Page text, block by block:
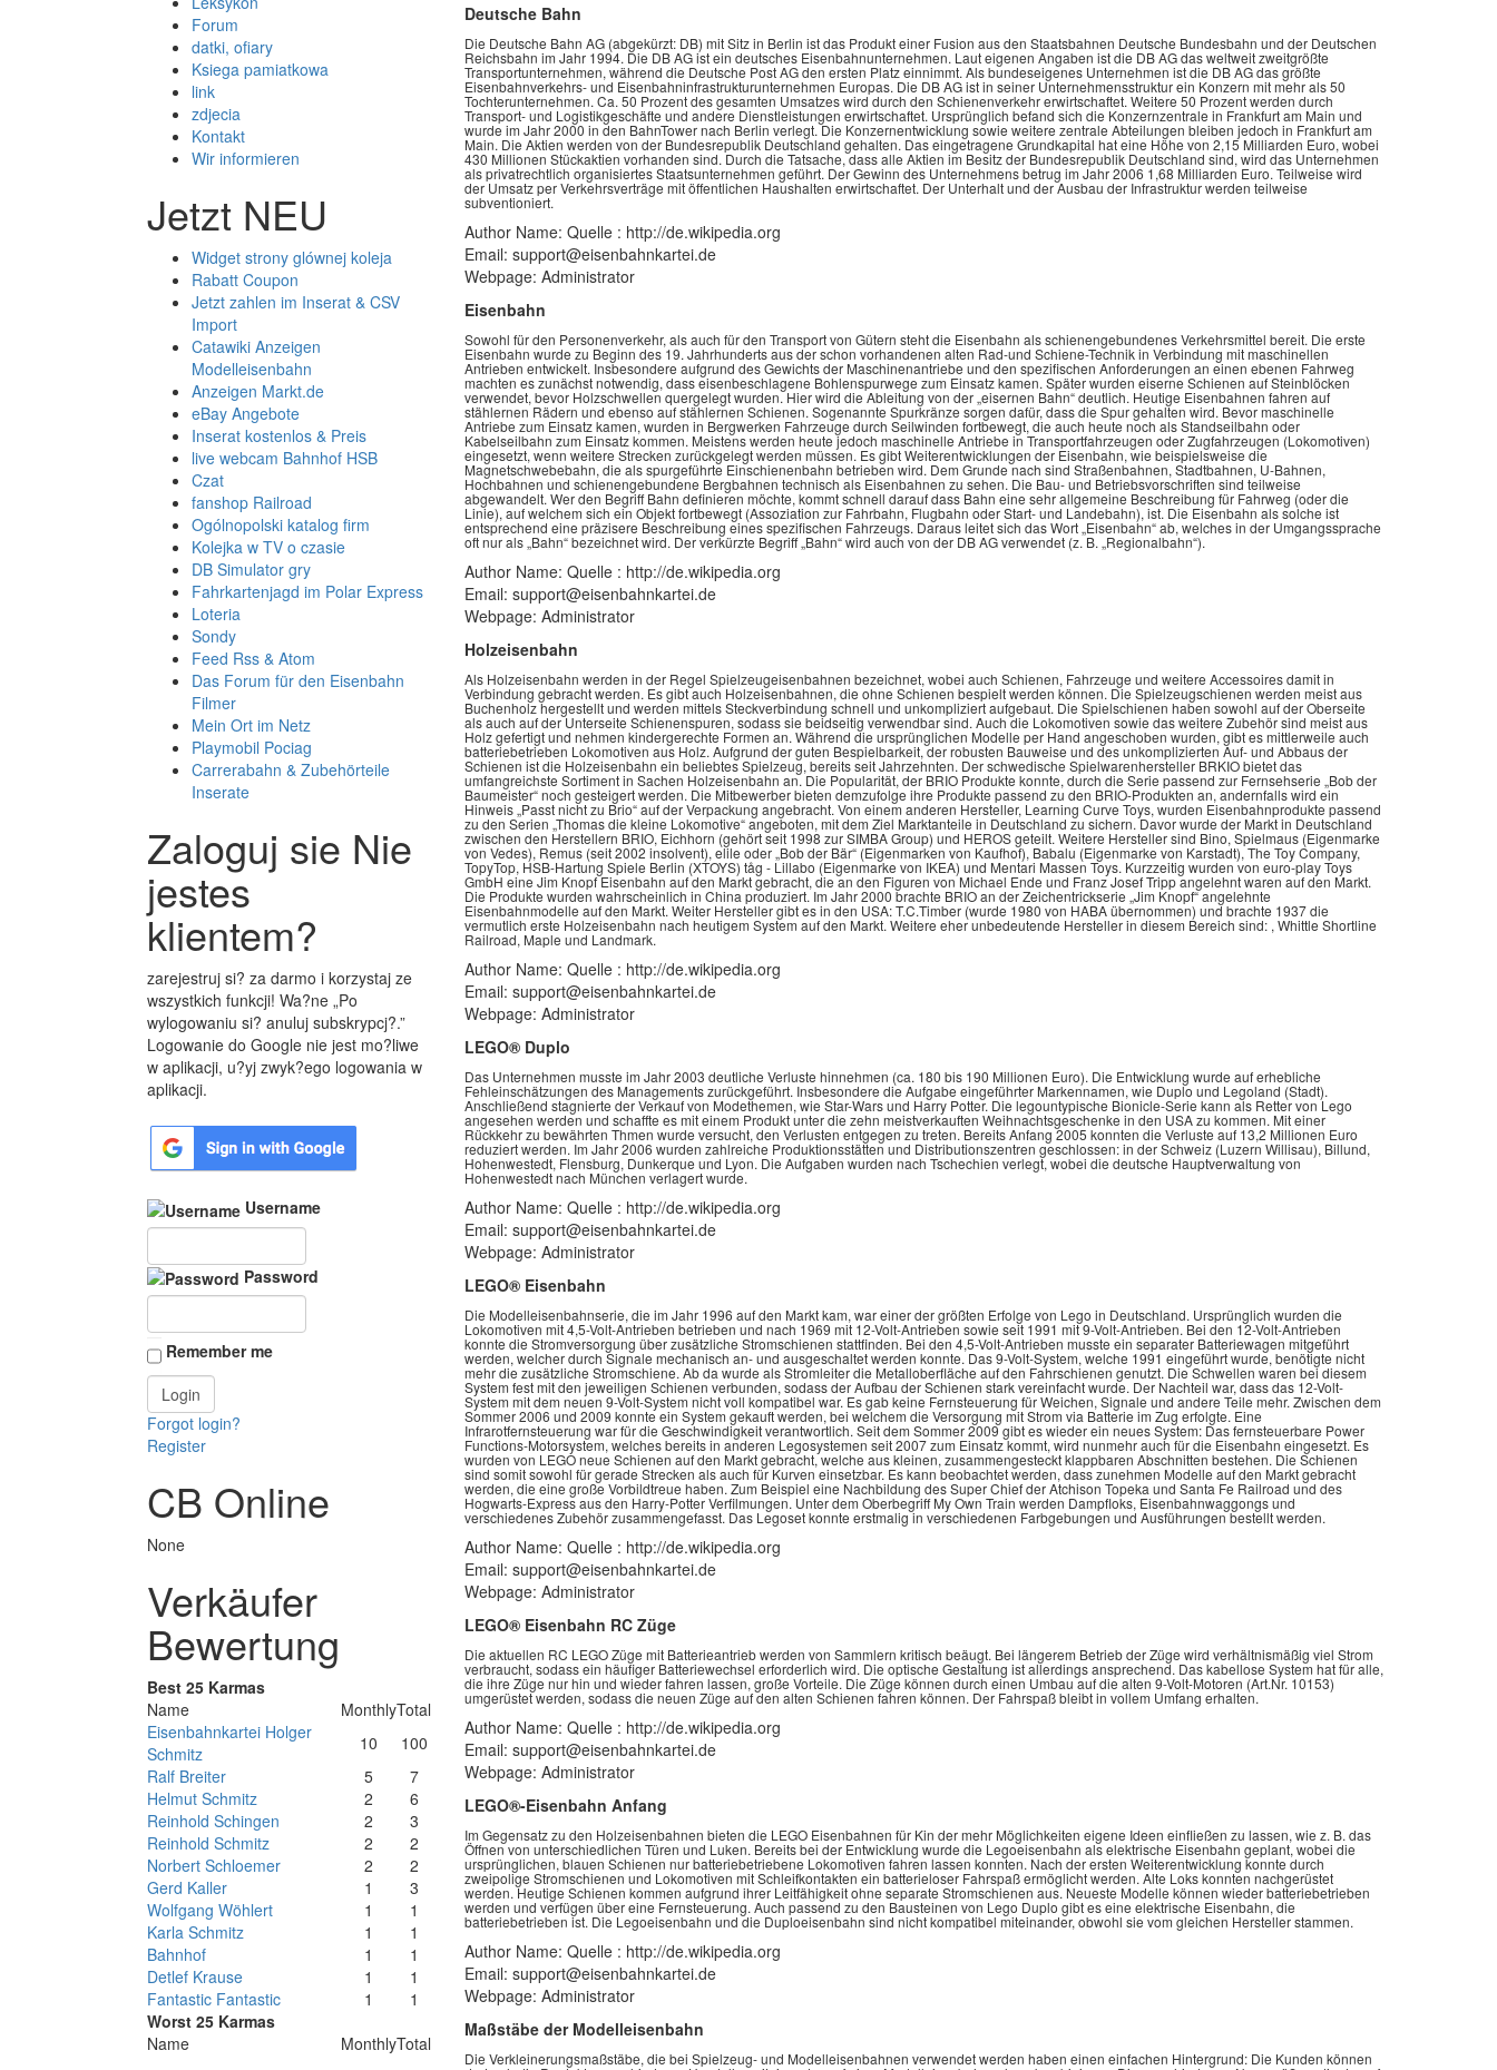
Forum
datki, ofiary
Ksiega pamiatkowa
link
zdjecia
Kontakt
Wir informieren
Jetzt NEU
Widget strony glównej koleja
Rabatt Coupon
Jetzt zahlen im Inserat & CSV
Import
Catawiki Anzeigen
Modelleisenbahn
Anzeigen Markt.de
eBay Angebote
Inserat kostenlos & Preis
live webcam Bahnhof HSB
Czat
fanshop Railroad
Ogólnopolski katalog firm
Kolejka w TV o czasie
DB Simulator gry
Fahrkartenjagd im Polar Express
Loteria
Sondy
Feed Rss & Atom
Das Forum für den Eisenbahn
Filmer
Mein Ort im Netz
Playmobil Pociag
Carrerabahn & Zubehörteile
Inserate
Zaloguj sie Nie
jestes
klientem?
zarejestruj si? za darmo i korzystaj ze
wszystkich funkcji! Wa?ne „Po
wylogowaniu si? anuluj subskrypcj?.”
Logowanie do Google nie jest mo?liwe
w aplikacji, u?yj zwyk?ego logowania w
aplikacji.
Username
Password
Remember me
Forgot login?
Register
CB Online
None
Verkäufer
Bewertung
Best 25 Karmas
Name
MonthlyTotal
Eisenbahnkartei Holger
Schmitz
10
100
Ralf Breiter
5
7
Helmut Schmitz
2
6
Reinhold Schingen
2
3
Reinhold Schmitz
2
2
Norbert Schloemer
2
2
Gerd Kaller
1
3
Wolfgang Wöhlert
1
1
Karla Schmitz
1
1
Bahnhof
1
1
Detlef Krause
1
1
Fantastic Fantastic
1
1
Worst 25 Karmas
Name
MonthlyTotal
Deutsche Bahn
Die Deutsche Bahn AG (abgekürzt: DB) mit Sitz in Berlin ist das Produkt einer Fusion aus den Staatsbahnen Deutsche Bundesbahn und der Deutschen
Reichsbahn im Jahr 1994. Die DB AG ist ein deutsches Eisenbahnunternehmen. Laut eigenen Angaben ist die DB AG das weltweit zweitgrößte
Transportunternehmen, während die Deutsche Post AG den ersten Platz einnimmt. Als bundeseigenes Unternehmen ist die DB AG das größte
Eisenbahnverkehrs- und Eisenbahninfrastrukturunternehmen Europas. Die DB AG ist in seiner Unternehmensstruktur ein Konzern mit mehr als 50
Tochterunternehmen. Ca. 50 Prozent des gesamten Umsatzes wird durch den Schienenverkehr erwirtschaftet. Weitere 50 Prozent werden durch
Transport- und Logistikgeschäfte und andere Dienstleistungen erwirtschaftet. Ursprünglich befand sich die Konzernzentrale in Frankfurt am Main und
wurde im Jahr 2000 in den BahnTower nach Berlin verlegt. Die Konzernentwicklung sowie weitere zentrale Abteilungen bleiben jedoch in Frankfurt am
Main. Die Aktien werden von der Bundesrepublik Deutschland gehalten. Das eingetragene Grundkapital hat eine Höhe von 2,15 Milliarden Euro, wobei
430 Millionen Stückaktien vorhanden sind. Durch die Tatsache, dass alle Aktien im Besitz der Bundesrepublik Deutschland sind, wird das Unternehmen
als privatrechtlich organisiertes Staatsunternehmen geführt. Der Gewinn des Unternehmens betrug im Jahr 2006 1,68 Milliarden Euro. Teilweise wird
der Umsatz per Verkehrsverträge mit öffentlichen Haushalten erwirtschaftet. Der Unterhalt und der Ausbau der Infrastruktur werden teilweise
subventioniert.
Author Name: Quelle : http://de.wikipedia.org
Email: support@eisenbahnkartei.de
Webpage: Administrator
Eisenbahn
Sowohl für den Personenverkehr, als auch für den Transport von Gütern steht die Eisenbahn als schienengebundenes Verkehrsmittel bereit. Die erste
Eisenbahn wurde zu Beginn des 19. Jahrhunderts aus der schon vorhandenen alten Rad-und Schiene-Technik in Verbindung mit maschinellen
Antrieben entwickelt. Insbesondere aufgrund des Gewichts der Maschinenantriebe und den spezifischen Anforderungen an einen ebenen Fahrweg
machten es zunächst notwendig, dass eisenbeschlagene Bohlenspurwege zum Einsatz kamen. Später wurden eiserne Schienen auf Steinblöcken
verwendet, bevor Holzschwellen quergelegt wurden. Hier wird die Ableitung von der „eisernen Bahn“ deutlich. Heutige Eisenbahnen fahren auf
stählernen Rädern und ebenso auf stählernen Schienen. Sogenannte Spurkränze sorgen dafür, dass die Spur gehalten wird. Bevor maschinelle
Antriebe zum Einsatz kamen, wurden in Bergwerken Fahrzeuge durch Seilwinden fortbewegt, die auch heute noch als Standseilbahn oder
Kabelseilbahn zum Einsatz kommen. Meistens werden heute jedoch maschinelle Antriebe in Transportfahrzeugen oder Zugfahrzeugen (Lokomotiven)
eingesetzt, wenn weitere Strecken zurückgelegt werden müssen. Es gibt Weiterentwicklungen der Eisenbahn, wie beispielsweise die
Magnetschwebebahn, die als spurgeführte Einschienenbahn betrieben wird. Dem Grunde nach sind Straßenbahnen, Stadtbahnen, U-Bahnen,
Hochbahnen und schienengebundene Bergbahnen technisch als Eisenbahnen zu sehen. Die Bau- und Betriebsvorschriften sind teilweise
abgewandelt. Wer den Begriff Bahn definieren möchte, kommt schnell darauf dass Bahn eine sehr allgemeine Beschreibung für Fahrweg (oder die
Linie), auf welchem sich ein Objekt fortbewegt (Assoziation zur Fahrbahn, Flugbahn oder Start- und Landebahn), ist. Die Eisenbahn als solche ist
entsprechend eine präzisere Beschreibung eines spezifischen Fahrzeugs. Daraus leitet sich das Wort „Eisenbahn“ ab, welches in der Umgangssprache
oft nur als „Bahn“ bezeichnet wird. Der verkürzte Begriff „Bahn“ wird auch von der DB AG verwendet (z. B. „Regionalbahn“).
Author Name: Quelle : http://de.wikipedia.org
Email: support@eisenbahnkartei.de
Webpage: Administrator
Holzeisenbahn
Als Holzeisenbahn werden in der Regel Spielzeugeisenbahnen bezeichnet, wobei auch Schienen, Fahrzeuge und weitere Accessoires damit in
Verbindung gebracht werden. Es gibt auch Holzeisenbahnen, die ohne Schienen bespielt werden können. Die Spielzeugschienen werden meist aus
Buchenholz hergestellt und werden mittels Steckverbindung schnell und unkompliziert aufgebaut. Die Spielschienen haben sowohl auf der Oberseite
als auch auf der Unterseite Schienenspuren, sodass sie beidseitig verwendbar sind. Auch die Lokomotiven sowie das weitere Zubehör sind meist aus
Holz gefertigt und nehmen kindergerechte Formen an. Während die ursprünglichen Modelle per Hand angeschoben wurden, gibt es mittlerweile auch
batteriebetrieben Lokomotiven aus Holz. Aufgrund der guten Bespielbarkeit, der robusten Bauweise und des unkomplizierten Auf- und Abbaus der
Schienen ist die Holzeisenbahn ein beliebtes Spielzeug, bereits seit Jahrzehnten. Der schwedische Spielwarenhersteller BRKIO bietet das
umfangreichste Sortiment in Sachen Holzeisenbahn an. Die Popularität, der BRIO Produkte konnte, durch die Serie passend zur Fernsehserie „Bob der
Baumeister“ noch gesteigert werden. Die Mitbewerber bieten demzufolge ihre Produkte passend zu den BRIO-Produkten an, andernfalls wird ein
Hinweis „Passt nicht zu Brio“ auf der Verpackung angebracht. Von einem anderen Hersteller, Learning Curve Toys, wurden Eisenbahnprodukte passend
zu den Serien „Thomas die kleine Lokomotive“ angeboten, mit dem Ziel Marktanteile in Deutschland zu sichern. Davor wurde der Markt in Deutschland
zwischen den Herstellern BRIO, Eichhorn (gehört seit 1998 zur SIMBA Group) und HEROS geteilt. Weitere Hersteller sind Bino, Spielmaus (Eigenmarke
von Vedes), Remus (seit 2002 insolvent), elile oder „Bob der Bär“ (Eigenmarken von Kaufhof), Babalu (Eigenmarke von Karstadt), The Toy Company,
TopyTop, HSB-Hartung Spiele Berlin (XTOYS) tåg - Lillabo (Eigenmarke von IKEA) und Mentari Massen Toys. Kurzzeitig wurden von euro-play Toys
GmbH eine Jim Knopf Eisenbahn auf den Markt gebracht, die an den Figuren von Michael Ende und Franz Josef Tripp angelehnt waren auf den Markt.
Die Produkte wurden wahrscheinlich in China produziert. Im Jahr 2000 brachte BRIO an der Zeichentrickserie „Jim Knopf“ angelehnte
Eisenbahnmodelle auf den Markt. Weiter Hersteller gibt es in den USA: T.C.Timber (wurde 1980 von HABA übernommen) und brachte 1937 die
vermutlich erste Holzeisenbahn nach heutigem System auf den Markt. Weitere eher unbedeutende Hersteller in diesem Bereich sind: , Whittle Shortline
Railroad, Maple und Landmark.
Author Name: Quelle : http://de.wikipedia.org
Email: support@eisenbahnkartei.de
Webpage: Administrator
LEGO® Duplo
Das Unternehmen musste im Jahr 2003 deutliche Verluste hinnehmen (ca. 180 bis 190 Millionen Euro). Die Entwicklung wurde auf erhebliche
Fehleinschätzungen des Managements zurückgeführt. Insbesondere die Aufgabe eingeführter Markennamen, wie Duplo und Legoland (Stadt).
Anschließend stagnierte der Verkauf von Modethemen, wie Star-Wars und Harry Potter. Die legountypische Bionicle-Serie kann als Retter von Lego
angesehen werden und schaffte es mit einem Produkt unter die zehn meistverkauften Weihnachtsgeschenke in den USA zu kommen. Mit einer
Rückkehr zu bewährten Thmen wurde versucht, den Verlusten entgegen zu treten. Bereits Anfang 2005 konnten die Verluste auf 13,2 Millionen Euro
reduziert werden. Im Jahr 2006 wurden zahlreiche Produktionsstätten und Distributionszentren geschlossen: in der Schweiz (Luzern Willisau), Billund,
Hohenwestedt, Flensburg, Dunkerque und Lyon. Die Aufgaben wurden nach Tschechien verlegt, wobei die deutsche Hauptverwaltung von
Hohenwestedt nach München verlagert wurde.
Author Name: Quelle : http://de.wikipedia.org
Email: support@eisenbahnkartei.de
Webpage: Administrator
LEGO® Eisenbahn
Die Modelleisenbahnserie, die im Jahr 1996 auf den Markt kam, war einer der größten Erfolge von Lego in Deutschland. Ursprünglich wurden die
Lokomotiven mit 4,5-Volt-Antrieben betrieben und nach 1969 mit 12-Volt-Antrieben sowie seit 1991 mit 9-Volt-Antrieben. Bei den 12-Volt-Antrieben
konnte die Stromversorgung über zusätzliche Stromschienen stattfinden. Bei den 4,5-Volt-Antrieben musste ein separater Batteriewagen mitgeführt
werden, welcher durch Signale mechanisch an- und ausgeschaltet werden konnte. Das 9-Volt-System, welche 1991 eingeführt wurde, benötigte nicht
mehr die zusätzliche Stromschiene. Ab da wurde als Stromleiter die Metalloberfläche auf den Fahrschienen genutzt. Die Schwellen waren bei diesem
System fest mit den jeweiligen Schienen verbunden, sodass der Aufbau der Schienen stark vereinfacht wurde. Der Nachteil war, dass das 12-Volt-
System mit dem neuen 9-Volt-System nicht voll kompatibel war. Es gab keine Fernsteuerung für Weichen, Signale und andere Teile mehr. Zwischen dem
Sommer 2006 und 2009 konnte ein System gekauft werden, bei welchem die Versorgung mit Strom via Batterie im Zug erfolgte. Eine
Infrarotfernsteuerung war für die Geschwindigkeit verantwortlich. Seit dem Sommer 2009 gibt es wieder ein neues System: Das fernsteuerbare Power
Functions-Motorsystem, welches bereits in anderen Legosystemen seit 2007 zum Einsatz kommt, wird nunmehr auch für die Eisenbahn eingesetzt. Es
wurden von LEGO neue Schienen auf den Markt gebracht, welche aus kleinen, zusammengesteckt klappbaren Abschnitten bestehen. Die Schienen
sind somit sowohl für gerade Strecken als auch für Kurven einsetzbar. Es kann beobachtet werden, dass zunehmen Modelle auf den Markt gebracht
werden, die eine große Vorbildtreue haben. Zum Beispiel eine Nachbildung des Super Chief der Atchison Topeka und Santa Fe Railroad und des
Hogwarts-Express aus den Harry-Potter Verfilmungen. Unter dem Oberbegriff My Own Train werden Dampfloks, Eisenbahnwaggongs und
verschiedenes Zubehör zusammengefasst. Das Legoset konnte erstmalig in verschiedenen Farbgebungen und Ausführungen bestellt werden.
Author Name: Quelle : http://de.wikipedia.org
Email: support@eisenbahnkartei.de
Webpage: Administrator
LEGO® Eisenbahn RC Züge
Die aktuellen RC LEGO Züge mit Batterieantrieb werden von Sammlern kritisch beäugt. Bei längerem Betrieb der Züge wird verhältnismäßig viel Strom
verbraucht, sodass ein häufiger Batteriewechsel erforderlich wird. Die optische Gestaltung ist allerdings ansprechend. Das kabellose System hat für alle,
die ihre Züge nur hin und wieder fahren lassen, große Vorteile. Die Züge können durch einen Umbau auf die alten 9-Volt-Motoren (Art.Nr. 10153)
umgerüstet werden, sodass die neuen Züge auf den alten Schienen fahren können. Der Fahrspaß bleibt in vollem Umfang erhalten.
Author Name: Quelle : http://de.wikipedia.org
Email: support@eisenbahnkartei.de
Webpage: Administrator
LEGO®-Eisenbahn Anfang
Im Gegensatz zu den Holzeisenbahnen bieten die LEGO Eisenbahnen für Kin der mehr Möglichkeiten eigene Ideen einfließen zu lassen, wie z. B. das
Öffnen von unterschiedlichen Türen und Luken. Bereits bei der Entwicklung wurde die Legoeisenbahn als elektrische Eisenbahn geplant, wobei die
ursprünglichen, blauen Schienen nur batteriebetriebene Lokomotiven fahren lassen konnten. Nach der ersten Weiterentwicklung konnte durch
zweipolige Stromschienen und Lokomotiven mit Schleifkontakten ein batterieloser Fahrspaß ermöglicht werden. Alte Loks konnten nachgerüstet
werden. Heutige Schienen kommen aufgrund ihrer Leitfähigkeit ohne separate Stromschienen aus. Neueste Modelle können wieder batteriebetrieben
werden und verfügen über eine Fernsteuerung. Auch passend zu den Bausteinen von Lego Duplo gibt es eine elektrische Eisenbahn, die
batteriebetrieben ist. Die Legoeisenbahn und die Duploeisenbahn sind nicht kompatibel miteinander, obwohl sie vom gleichen Hersteller stammen.
Author Name: Quelle : http://de.wikipedia.org
Email: support@eisenbahnkartei.de
Webpage: Administrator
Maßstäbe der Modelleisenbahn
Die Verkleinerungsmaßstäbe, die bei Spielzeug- und Modelleisenbahnen verwendet werden haben einen einfachen Hintergrund: Die Kunden können dadurch die Produkte verschiedener Hersteller miteinander auf einer Modelleisenbahnanlage kombinieren. Die verschiedenen Nenngrößen, die darauf zurückzuführen sind, sind heute als Normen Europäischer Modellbahnen (NEM), als Normen des British Railway Modeling Standards Bureau (BRMSB) und als Normen der National Model Railroad Association (NMRA) bekannt und haben sich entsprechend etabliert. Es wird ein logisches System zugrunde gelegt, was bei kleinen Nenngrößen anfängt und dann größer wird. Ursprünglich waren römische Zahlen als Bezeichnung ausreichend (IV,III,II und I). Hinzu kamen immer kleinere Nenngrößen, die weitere Bezeichnungen erforderten. Es wurde die „0“ zum jeweils passenden Großbuchstaben hinzugefügt (S, H0, TT…). Anhand der Bezeichnung erkennt man also immer nur den Verkleinerungsmaßstab nicht etwa die Spurweite, wie oft fälschlicherweise angenommen wird. In der Umgangssprache werden oft Bezeichnungen wie „Spur H0“ etc. verwendet. Es wird in der Regel nicht von der „Baugröße“ gesprochen. Nenngrößen, Maßstäbe und Spurweiten Die wichtigsten in Europa normierten Nenngrößen mit deren Maßstäbe und Spurweiten: Nenngröße Maßstab Spur Bezeichnung Spurweite Verbreitung 2 oder II (gesprochen: „Zwei“) 1:22,5 II IIm IIe IIi Normalspur Meterspur Schmalspur Industriebahn 64 mm 45 mm 32 mm 22,5 mm IIm ist weit verbreitet im Bereich der Gartenbahnen und daher trägt sie als Nenngröße auch das „G“. Nur selten werden andere Spurweiten verwendet. 1 oder I (gesprochen: „Eins“) 1:32 I Im Ie Ii Normalspur Meterspur Schmalspur Industriebahn 45 mm 32 mm 22,5 mm 16,5 mm Sie ist die größte Regelspurbahn, die in Serie hergestellt wurde. 0 (gesprochen: „Null“) 1:48, 1:45, 1:43,5 0 0m 0e 0i Normalspur Meterspur Schmalspur Industriebahn 32 mm 22,5 mm 16,5 mm 12 mm Heute in Europa vorwiegend in Vereinen und auf Modulanlagen zu finden. In den Nordamerika ist die Nenngröße 0 aber nach wie vor weit verbreitet. Um den 2. Weltkrieg herum war sie ähnlich der heutigen Nenngröße H0 weit verbreitet. S früher auch: H1 (gesprochen: „Ha-Eins“ oder „Halb-Eins“) 1:64 S Sm Se Si Normalspur Meterspur Schmalspur Industriebahn 22,5 mm 16,5 mm 12 mm 9 mm Insbesondere in Vereinen und Modulanlagen ist diese Eisenbahn heutzutage auffindbar, wobei die Nenngröße „0“ in Nordamerika weiterhin weit verbreitet ist. Zur Zeit des 2. Weltkrieges war diese Modellgröße ungefähr in dem Ausmaß verbreitet, wie heutzutage „H0“. In Europa verbreitete sich die Nenngröße „0“ zwischen 1950 und 1980, während die Verbreitung in Nordamerika vergleichsweise gering war, aber bis heute anhält. H0 (gesprochen: „Ha-Null“ oder „Halb-Null“) 1:87 H0 H0m H0e H0i Normalspur Meterspur Schmalspur Industriebahn 16,5 mm 12 mm 9 mm 6,5 mm Die Nenngröße „H0“ist in Europa und auch in England am weitesten verbreitet. Sie ist auch in Nordamerika recht weit verbreitet. TT („TableTop“) 1:120 TT TTm TTe TTi Normalspur Meterspur Schmalspur Industriebahn 12 mm 9 mm 6,5 mm 4,5 mm In Nordamerika entwickelt, in Osteuropa und den neuen Bundesländern Deutschlands verbreitet. In Westeuropa, Nordamerika und Japan seltener. N 1:160 N Nm Ne Normalspur Meterspur Schmalspur 9 mm 6,5 mm 4,5 mm In Europa, Japan und Nordamerika verbreitet. Z 1:220 Z Zm Normalspur Meterspur 6,5 mm 4,5 mm In Westeuropa, Japan und Nordamerika verbreitet. Weitere gebräuchliche Nenngrößen, Maßstäbe und Spurweiten Nenngröße Maßstab Spur Vorbild-Spurweite Spurweite Verbreitung F 1:20,32 F Fn3 Normalspur 1435 mm Schmalspur 914 mm (3 englische Fuß) Der Schwerpunkt liegt in Nordamerika Fn3 nutzt Spur-1-Gleise 00 (gesprochen: „Null-Null“) 1:76,2 P4 EM 00 00-12 00-9 Normalspur 1435 mm Normalspur 1435 mm Normalspur 1435 mm Schmalspur 914 mm (3 englische Fuß) Schmalspur 686 mm (2¼ englische Fuß) 18,83 mm 18,2 mm 16,5 mm 12 mm 9 mm In England ist diese Variante anstelle der Nenngröße H0 gängig. ZZ 1:300 ZZ Normalspur 1435 mm 4,8 mm Sie wurde 2005 von Bandai in Asien eingeführt und führt derzeit T 1:450 T Meterspur 1067 mm 3 mm die kleinste funktionsfähige Modellbahn von KK-Eishindo Nenngröße Maßstab Spur Vorbild-Spurweite Spurweite Verbreitung F 1:20,32 F Fn3 Normalspur 1435 mm Schmalspur 914 mm (3 englische Fuß) Der Schwerpunkt liegt in Nordamerika Fn3 nutzt Spur-1-Gleise 00 (gesprochen: „Null-Null“) 1:76,2 P4 EM 00 00-12 00-9 Normalspur 1435 mm Normalspur 1435 mm Normalspur 1435 mm Schmalspur 914 mm (3 englische Fuß) Schmalspur 686 mm (2¼ englische Fuß) 18,83 mm 18,2 mm 16,5 mm 12 mm 9 mm In England ist diese Variante anstelle der Nenngröße H0 gängig. ZZ 1:300 ZZ Normalspur 1435 mm 4,8 mm Sie wurde 2005 von Bandai in Asien eingeführt und führt derzeit T 1:450 T Meterspur 1067 mm 3 mm die kleinste funktionsfähige Modellbahn von KK-Eishindo Nenngröße Maßstab Spur Vorbild-Spurweite Spurweite Verbreitung F 1:20,32 F Fn3 Normalspur 1435 mm Schmalspur 914 mm (3 englische Fuß) Der Schwerpunkt liegt in Nordamerika Fn3 nutzt Spur-1-Gleise 00 (gesprochen: „Null-Null“) 1:76,2 P4 EM 00 00-12 00-9 Normalspur 1435 mm Normalspur 1435 mm Normalspur 1435 mm Schmalspur 914 mm (3 englische Fuß) Schmalspur 686 mm (2¼ englische Fuß) 18,83 mm 18,2 mm 16,5 mm 12 mm 9 mm In England ist diese Variante anstelle der Nenngröße H0 gängig. ZZ 1:300 ZZ Normalspur 1435 mm 4,8 mm Sie wurde 2005 von Bandai in Asien eingeführt und führt derzeit T 1:450 T Meterspur 1067 mm 3 mm die kleinste funktionsfähige Modellbahn von KK-Eishindo Nenngröße Maßstab Spur Vorbild-Spurweite Spurweite Verbreitung F 1:20,32 F Fn3 Normalspur 1435 mm Schmalspur 914 mm (3 englische Fuß) Der Schwerpunkt liegt in Nordamerika Fn3 nutzt Spur-1-Gleise 00 (gesprochen: „Null-Null“) 1:76,2 P4 EM 00 00-12 00-9 Normalspur 1435 mm Normalspur 1435 mm Normalspur 1435 mm Schmalspur 914 mm (3 englische Fuß) Schmalspur 686 mm (2¼ englische Fuß) 18,83 mm 18,2 mm 16,5 mm 12 mm 9 mm In England ist diese Variante anstelle der Nenngröße H0 gängig. ZZ 1:300 ZZ Normalspur 1435 mm 4,8 mm Sie wurde 2005 von Bandai in Asien eingeführt und führt derzeit T 1:450 T Meterspur 1067 mm 3 mm die kleinste funktionsfähige Modellbahn von KK-Eishindo Nenngröße Maßstab Spur Vorbild-Spurweite Spurweite Verbreitung F 1:20,32 F Fn3 Normalspur 1435 mm Schmalspur 914 mm (3 englische Fuß) Der Schwerpunkt liegt in Nordamerika Fn3 nutzt Spur-1-Gleise 00 (gesprochen: „Null-Null“) 1:76,2 P4 EM 00 00-12 00-9 Normalspur 1435 mm Normalspur 1435 mm Normalspur 1435 mm Schmalspur 914 mm (3 englische Fuß) Schmalspur 686 mm (2¼ englische Fuß) 18,83 mm 18,2 mm 16,5 mm 12 mm 9 mm In England ist diese Variante anstelle der Nenngröße H0 gängig. ZZ 1:300 ZZ Normalspur 1435 mm 4,8 mm Sie wurde 2005 von Bandai in Asien eingeführt und führt derzeit T 1:450 T Meterspur 1067 mm 3 mm die kleinste funktionsfähige Modellbahn von KK-Eishindo Systematik der Spurweiten von Schmalspurbahnen [ Die Modellbahnliebhaber hatten irgendwann den Wunsch nicht nur die Schmalspurbahnen maßstabsgetreu nachzubauen, sondern auch die Modellspurweite sollte maßstabsgetreu sein. Daraufhin wurden die einzelnen Nenngrößen mit zahlreichen Vorbildspurweiten zunächst gruppiert, anschließend sinnvoll in wenige Modellspurweiten kategorisiert. Um eine gute Kenntlichkeit sicher zu stellen, wurden sie in Form von Kleinbuchstaben und/ oder Zahlen ergänzt. Aus diesem Grund entstehen aus der der Nenngröße H0 beispielsweise H0, H0m, H0e… In Nordamerika wäre die Spur 0 dann 0n3, 0n30 (0n2½) …, weil die Bezeichnungen der Schmalspurbahnen dort nach Zoll und Fuß kategorisiert werden. Schmalspurbahnen in Europa Für europäische Schmalspurbahnen gilt die folgende Systematik, wobei X anstelle der Nenngröße steht: • Xm: Meterspur; wird auf Gleisen mit der nächstkleineren Spurweite gegenüber der Regelspur dargestellt. (Bespielsweies H0m mit einer Modell-Spurweite von 12 mm) • Xe: Engspur mit einer Vorbild-Spurweite von 750 mm, 760 mm und 800 mm; wird auf Gleisen mit einer zwei Stufen kleineren Spurweite gegenüber der Regelspur dargestellt. (Bespielsweies H0e mit einer Modell-Spurweite von 9 mm) • Xi: Industriebahn; mit einer Vorbild-Spurweite zwischen 400 mm und 600 mm; wird auf Gleisen mit einer drei Stufen kleineren Spurweite gegenüber der Regelspur dargestellt. (Bespielsweies H0i mit einer Modell-Spurweite von 6,5 mm). Im deutschen Sprachraum kann anstelle des „i“ für Industriebahn auch das „f“ für Feldbahn verwendet werden. • Xp: Parkeisenbahn mit einer Vorbild-Spurweite von 15 Zoll (381 mm); wird auf Gleisen mit einer vier Stufen kleineren Spurweite gegenüber der Regelspur dargestellt. (Bespielsweies 2p mit einer Modell-Spurweite von 16,5 mm) Als Grundlage gilt die folgende Tabelle sinngemäß. Schmalspurbahnen mit weniger als 4,5 mm Modell-Spurweite sind derzeit nicht normiert. Vorbildspurweite Modellspurweite (mm) von bis (mm) 4,5 6,5 9 12 16,5 22,5 32 45 64 1:220 1:160 1:120 1:87 1:60 1:45 1:32 1:22,5 1250 ? 1700 Z N TT H0 S 0 I II 850 ? 1250 Zm Nm TTm H0m Sm 0m Im IIm 650 ? 850 Ne TTe H0e Se 0e Ie IIe 400 ? 650 TTi H0i Si 0i Ii IIi Die verschiedenen Nenngrößen der Gartenbahnen und Parkeisenbahnen Weitere Nenngrößen existieren mit den dazugehörigen Modell-Spurweiten, welche heutzutage in der Regel als Gartenbahn oder auch Parkeisenbahn bezeichnet werden. Die einzelnen Übergänge von der Begriffen Modelleisenbahn zur Gartenbahn und zur Parkeisenbahn sehen folgendermaßen aus: Gartenbahnen Hauptartikel: Gartenbahn Gartenbahnen gehören zu den weitverbreiteten Gartenbahnen. Unter Gartenbahnen versteht man, Modelleisenbahnen, die so groß sind, dass auf den einzelnen Waggons sitzend innerhalb eines Gartens herumgefahren werden kann. Z. B. das Modell-Spurweiten von 3,5 Zoll (89 mm), 5 Zoll (127 mm) und 7¼ Zoll (184 mm) ist ein weitverbreitetes. Hauptartikel: Parkeisenbahn Die Parkeisenbahnen sind weniger weit verbreitet. Darunter sind Modelleisenbahnen zu verstehen, die so groß sind, dass wie beim Vorbild im Fahrzeug mitgefah